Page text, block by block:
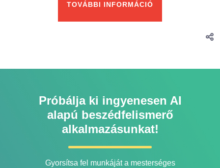
TOVÁBBI INFORMÁCIÓ
Próbálja ki ingyenesen AI
alapú beszédfelismerő
alkalmazásunkat!
Gyorsítsa fel munkáját a mesterséges